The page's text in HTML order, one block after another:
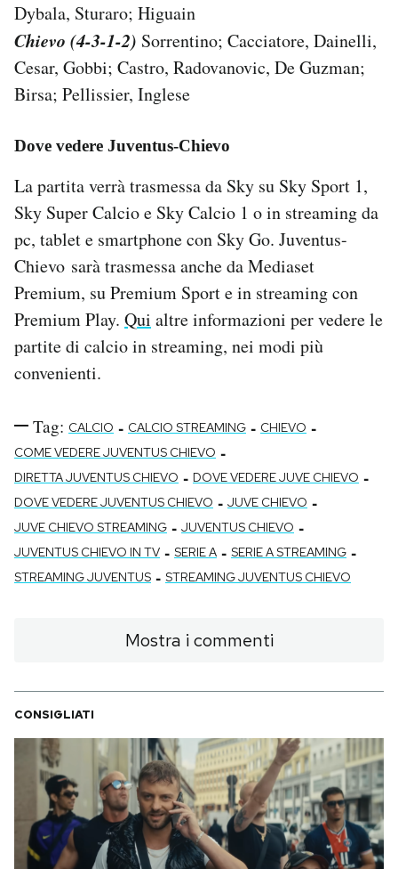
Dybala, Sturaro; Higuain
Chievo (4-3-1-2) Sorrentino; Cacciatore, Dainelli,
Cesar, Gobbi; Castro, Radovanovic, De Guzman;
Birsa; Pellissier, Inglese
Dove vedere Juventus-Chievo
La partita verrà trasmessa da Sky su Sky Sport 1,
Sky Super Calcio e Sky Calcio 1 o in streaming da
pc, tablet e smartphone con Sky Go. Juventus-
Chievo sarà trasmessa anche da Mediaset
Premium, su Premium Sport e in streaming con
Premium Play. Qui altre informazioni per vedere le
partite di calcio in streaming, nei modi più
convenienti.
Tag: CALCIO - CALCIO STREAMING - CHIEVO -
COME VEDERE JUVENTUS CHIEVO -
DIRETTA JUVENTUS CHIEVO - DOVE VEDERE JUVE CHIEVO -
DOVE VEDERE JUVENTUS CHIEVO - JUVE CHIEVO -
JUVE CHIEVO STREAMING - JUVENTUS CHIEVO -
JUVENTUS CHIEVO IN TV - SERIE A - SERIE A STREAMING -
STREAMING JUVENTUS - STREAMING JUVENTUS CHIEVO
Mostra i commenti
CONSIGLIATI